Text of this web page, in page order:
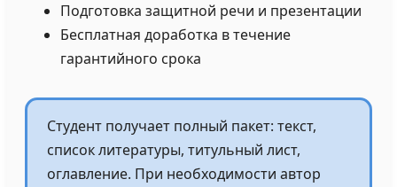
Подготовка защитной речи и презентации
Бесплатная доработка в течение
гарантийного срока
Студент получает полный пакет: текст,
список литературы, титульный лист,
оглавление. При необходимости автор